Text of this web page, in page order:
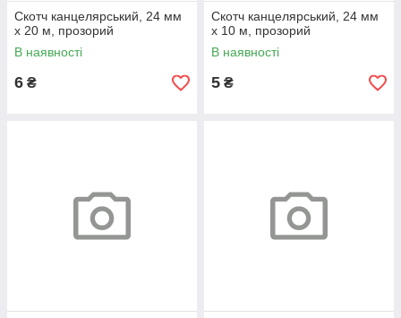
Скотч канцелярський, 24 мм
x 20 м, прозорий
В наявності
6 ₴
Скотч канцелярський, 24 мм
x 10 м, прозорий
В наявності
5 ₴